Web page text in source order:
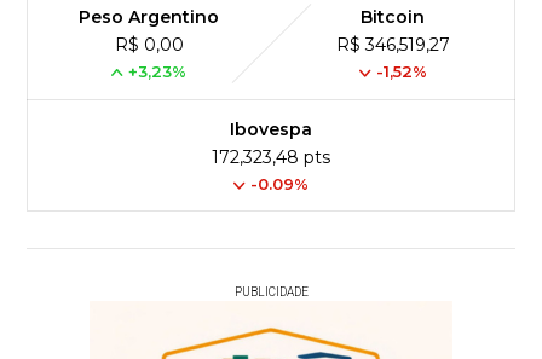
Peso Argentino
R$ 0,00
+3,23%
Bitcoin
R$ 346,519,27
-1,52%
Ibovespa
172,323,48 pts
-0.09%
PUBLICIDADE